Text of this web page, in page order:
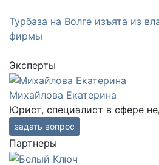
Турбаза на Волге изъята из
фирмы
Эксперты
Михайлова Екатерина
Юрист, специалист в сфере
задать вопрос
Партнеры